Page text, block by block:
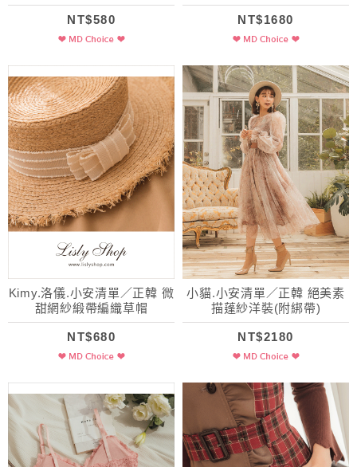
NT$580 NT$1680
Kimy.洛儀.小安清單／正韓 微
甜網紗緞帶編織草帽
NT$680
小貓.小安清單／正韓 絕美素
描蓬紗洋裝(附綁帶)
NT$2180